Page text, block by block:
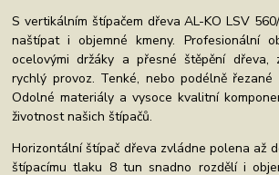
S vertikálním štípačem dřeva AL-KO LSV
naštípat i objemné kmeny. Profesionální
ocelovými držáky a přesné štěpění dřeva,
rychlý provoz. Tenké, nebo podélně
Odolné materiály a vysoce kvalitní
životnost našich štípačů.
Horizontální štípač dřeva zvládne polena až
štípacímu tlaku 8 tun snadno rozdělí i